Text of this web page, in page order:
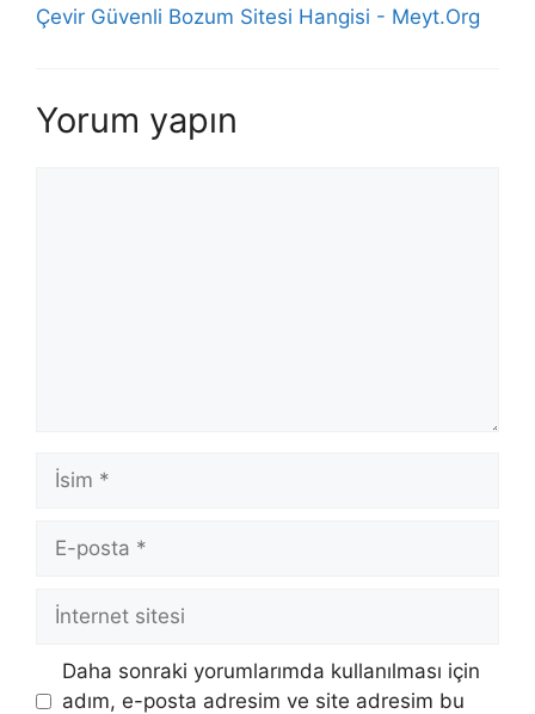
Çevir Güvenli Bozum Sitesi Hangisi - Meyt.Org
Yorum yapın
İsim
posta
İnternet
sitesi
Daha sonraki yorumlarımda kullanılması için
adım, e-posta adresim ve site adresim bu